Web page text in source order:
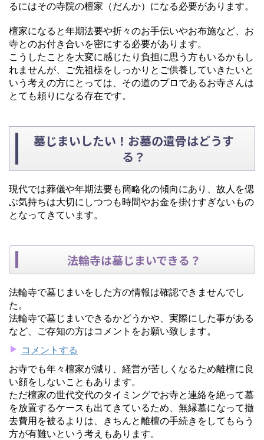
るにはその寺院の檀家（だんか）になる必要があります。
檀家になると年期法要や折々のお手伝いやお布施など、お
寺とのお付き合いを密にする必要があります。
こうしたことを大変に感じたり負担に思う方もいるかもし
れませんが、ご先祖様をしっかりとご供養していきたいと
いう考えの方にとっては、その道のプロであるお寺さんは
とても頼りになる存在です。
墓じまいしたい！お墓の遺骨はどうす
る？
現代では葬儀や年期法要も簡略化の傾向にあり、故人を偲
ぶ気持ちは大切にしつつも時間やお金を掛けすぎないもの
となってきています。
法輪寺は墓じまいできる？
法輪寺で墓じまいをした方の情報は確認できませんでし
た。
法輪寺で墓じまいできるかどうかや、実際にした事がある
など、ご存知の方はコメントをお願い致します。
コメントする
お寺でも年々檀家が減り、経営が苦しくなるため離檀に良
い顔をしないこともあります。
ただ檀家の世代交代のタイミングでお寺と連絡を絶って墓
を放置するケースも出てきているため、無縁墓になって撤
去費用を被るよりは、きちんと離檀の手続きをしてもらう
方が有難いという考えもあります。